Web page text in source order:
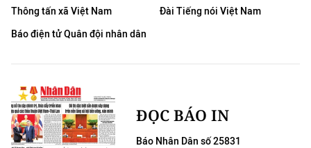
Thông tấn xã Việt Nam
Đài Tiếng nói Việt Nam
Báo điện tử Quân đội nhân dân
ĐỌC BÁO IN
Báo Nhân Dân số 25831